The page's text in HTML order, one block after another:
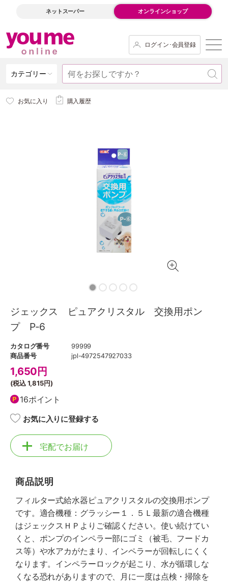
ネットスーパー オンラインショップ
ログイン･会員登録
カテゴリー
お気に入り 購入履歴
ジェックス ピュアクリスタル 交換用ポン
プ P-6
カタログ番号
99999
商品番号
jpl-4972547927033
1,650 円
(税込1,815円)
16ポイント
お気に入りに登録する
宅配でお届け
商品説明
フィルター式給水器ピュアクリスタルの交換用ポンプ
です。適合機種：グラッシー１．５Ｌ最新の適合機種
はジェックスＨＰよりご確認ください。使い続けてい
くと、ポンプのインペラー部にゴミ（被毛、フードカ
ス等）や水アカがたまり、インペラーが回転しにくく
なります。インペラーロックが起こり、水が循環しな
くなる恐れがありますので、月に一度は点検・掃除を